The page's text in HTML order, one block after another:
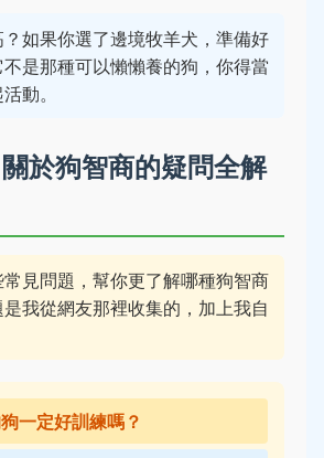
如果你選了邊境牧羊犬，準備好
是那種可以懶懶養的狗，你得當
動。
於狗智商的疑問全解
見問題，幫你更了解哪種狗智商
我從網友那裡收集的，加上我自
一定好訓練嗎？